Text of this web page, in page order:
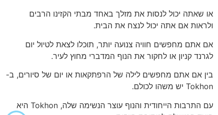
או שאתה יכול לנסות את מזלך באחד מבתי הקזינו הרבים
ולראות אם אתה יכול לנצח את הבית.
אם אתם מחפשים חוויה צנועה יותר, תוכלו לצאת לטיול יום
לגרנד קניון או לחקור את הנוף המדברי מחוץ לעיר.
בין אם אתם מחפשים לילה של הרפתקאות או יום של סיורים, ב-
Tokhon יש משהו לכולם.
עם התרבות הייחודית והנוף עוצר הנשימה שלה, Tokhon היא